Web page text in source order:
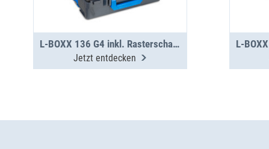
L-BOXX 136 G4 inkl. Rasterschaumstoff
Jetzt entdecken